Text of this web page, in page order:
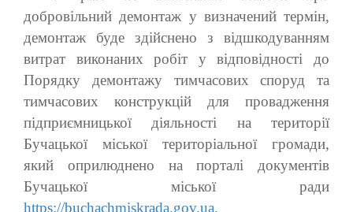
добровільний демонтаж у визначений термін,
демонтаж буде здійснено з відшкодуванням
витрат виконаних робіт у відповідності до
Порядку демонтажу тимчасових споруд та
тимчасових конструкцій для провадження
підприємницької діяльності на території
Бучацької міської територіальної громади,
який оприлюднено на порталі документів
Бучацької міської ради
https://buchachmiskrada.gov.ua.